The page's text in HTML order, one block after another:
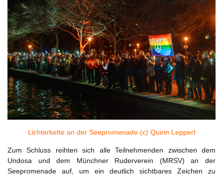
Lichterkette an der Seepromenade (c) Quirin Leppert
Zum Schluss reihten sich alle Teilnehmenden zwischen dem
Undosa und dem Münchner Ruderverein (MRSV) an der
Seepromenade auf, um ein deutlich sichtbares Zeichen zu